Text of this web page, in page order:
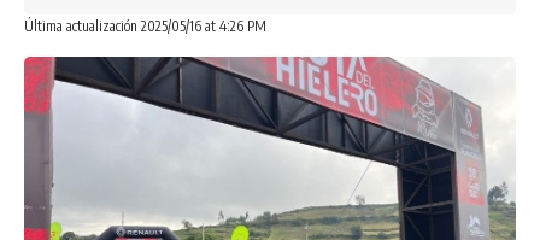
Última actualización 2025/05/16 at 4:26 PM